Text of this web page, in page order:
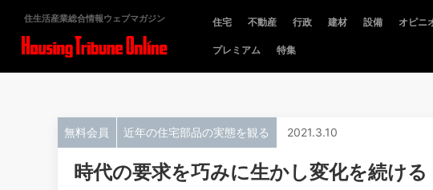
住生活産業総合情報ウェブマガジン 住宅 不動産 行政 建材 設備 オピニ
プレミアム 特集
無料会員 近年の住宅部品の実態を観る 2021.3.10
時代の要求を巧みに生かし変化を続け